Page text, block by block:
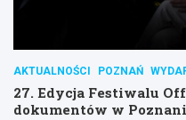
AKTUALNOŚCI POZNAŃ
27. Edycja Festiwalu
dokumentów w